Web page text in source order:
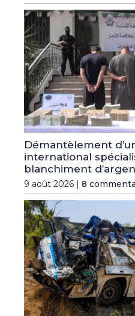
Démantèlement
international
blanchiment
9 août 2026 | 8